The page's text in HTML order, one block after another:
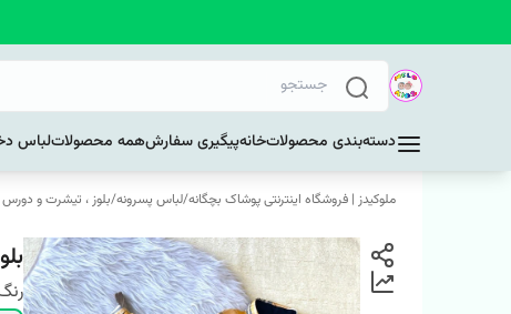
دسته‌بندی محصولاتخانهپیگیری سفارشهمه محصولاتلباس
ملوکیدز | فروشگاه اینترنتی پوشاک بچگانه/لباس پسرونه/بلوز ، تیشرت و دورس